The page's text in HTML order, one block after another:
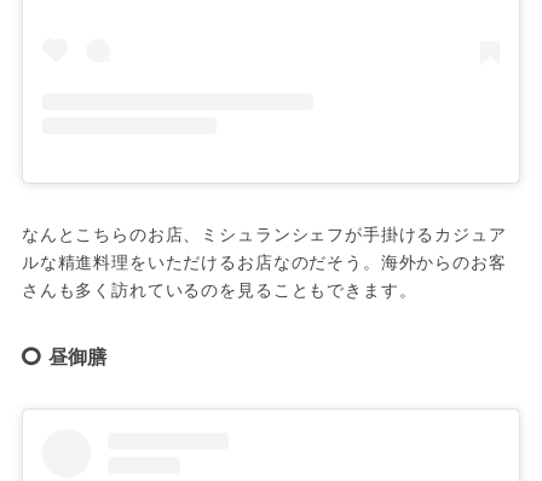
なんとこちらのお店、ミシュランシェフが手掛けるカジュア
ルな精進料理をいただけるお店なのだそう。海外からのお客
さんも多く訪れているのを見ることもできます。
昼御膳